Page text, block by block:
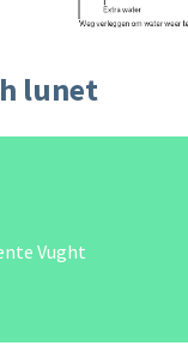
lunet
Vught